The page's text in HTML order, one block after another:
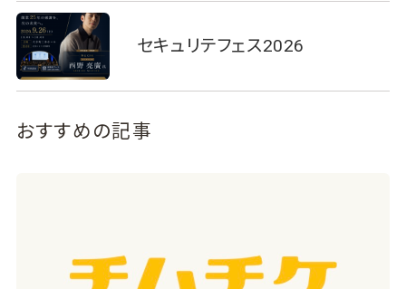
セキュリテフェス2026
おすすめの記事